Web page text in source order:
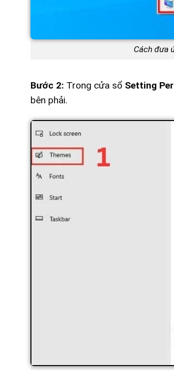
Cách đưa
Bước 2: Trong cửa sổ Setting
bên phải.